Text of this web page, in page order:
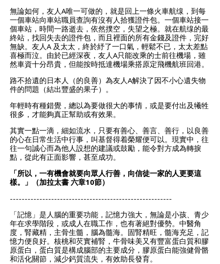
無論如何，友人A唯一可做的，就是回上一條火車航缐，到每
一個車站向車站職員查詢有沒有人拾獲證件包。一個車站接一
個車站，時間一路逝去，依然撲空，失望之極。就在航缐的最
終站，找回失去的證件包，而且裡面的所有金錢及證件，完好
無缺。友人A 及太太，終於紓了一口氣，輕鬆不已，太太差點
喜極而泣。由於已經深夜，友人A只能改乘的士前往機場，雖
然車資十分昂貴，但能按時抵達機場乘搭原定飛機航班回港。
路不拾遺的日本人（的良善）為友人A解決了因不小心遺失物
件的問題（結出豐盛的果子）。
年輕時有種錯覺，總以為要做很大的事情，或是要付出及犧牲
很多，才能夠真正幫助或有效果。
其實一點一滴，細如流水，只要有善心、善言、善行，以良善
的心在日常生活中行事，叫基督得着榮耀便可以。現實中，往
往一句誠心而為他人設想的建議或鼓勵，能令對方成為轉捩
點，從此有正面影響，甚至成功。
「所以，一有機會就要向眾人行善，向信徒一家的人更要這
樣。」（加拉太書 六章10節）
-------------------------------------------------------
「記憶」是人腦的重要功能，記憶力強大，無論是小孩、青少
年在求學階段，或成人在職工作，也有著絕對優勢。中醫角
度，腎藏精，主骨生髓，腦為髓海。固腎精旺，髓海充足，記
憶力便良好。核桃和芡實補腎，牛骨味美又有豐富蛋白質和膠
原蛋白，蛋白質是構成腦部的主要成分，膠原蛋白能強健骨骼
和活化關節，減少鈣質流失，有效助長發育。